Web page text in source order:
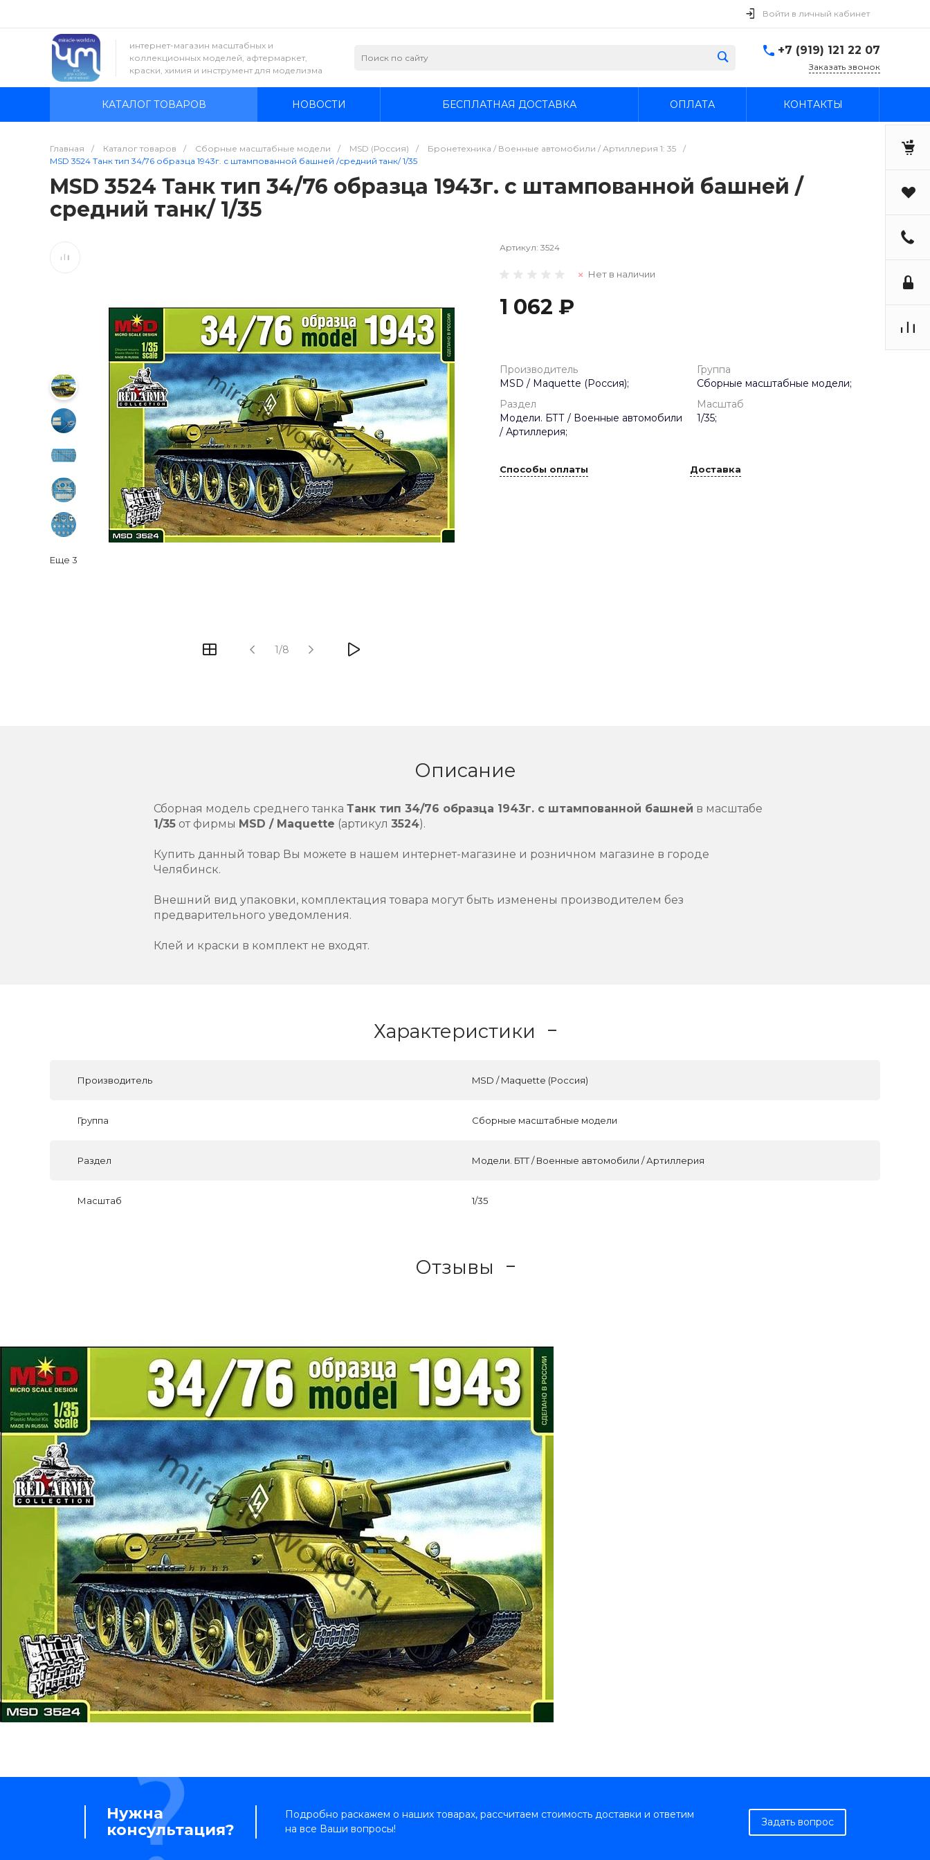
Войти в личный кабинет
интернет-магазин масштабных и
коллекционных моделей, афтермаркет,
краски, химия и инструмент для моделизма
+7 (919) 121 22 07
Заказать звонок
КАТАЛОГ ТОВАРОВ НОВОСТИ БЕСПЛАТНАЯ ДОСТАВКА ОПЛАТА КОНТАКТЫ
Главная / Каталог товаров / Сборные масштабные модели / MSD (Россия) / Бронетехника / Военные автомобили / Артиллерия 1: 35
/
MSD 3524 Танк тип 34/76 образца 1943г. с штампованной башней /средний танк/ 1/35
MSD 3524 Танк тип 34/76 образца 1943г. с штампованной башней /
средний танк/ 1/35
Еще 3
1/8
Артикул: 3524
Нет в наличии
1 062 ₽
Производитель
MSD / Maquette (Россия);
Группа
Сборные масштабные модели;
Раздел
Модели. БТТ / Военные автомобили
/ Артиллерия;
Масштаб
1/35;
Способы оплаты Доставка
Описание
Сборная модель среднего танка Танк тип 34/76 образца 1943г. с штампованной башней в масштабе
1/35 от фирмы MSD / Maquette (артикул 3524).
Купить данный товар Вы можете в нашем интернет-магазине и розничном магазине в городе
Челябинск.
Внешний вид упаковки, комплектация товара могут быть изменены производителем без
предварительного уведомления.
Клей и краски в комплект не входят.
Характеристики
Производитель MSD / Maquette (Россия)
Группа Сборные масштабные модели
Раздел Модели. БТТ / Военные автомобили / Артиллерия
Масштаб 1/35
Отзывы
Нужна
консультация?
Подробно раскажем о наших товарах, рассчитаем стоимость доставки и ответим
на все Ваши вопросы!
Задать вопрос